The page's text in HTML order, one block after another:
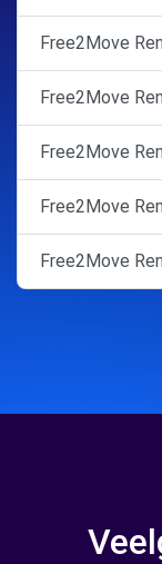
Free2Move
Free2Move
Free2Move
Free2Move
Free2Move